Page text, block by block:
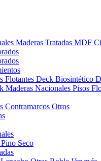
Maderas Tratadas MDF
Flotantes Deck Biosintético
Maderas Nacionales Pisos
Contramarcos Otros
Pino Seco